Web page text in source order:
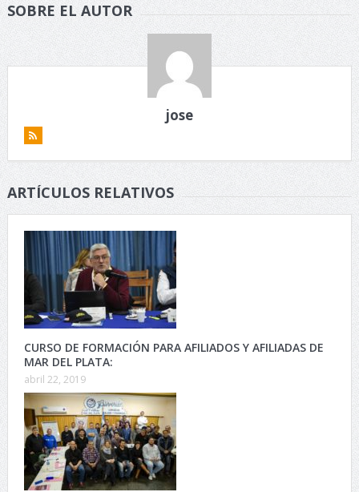
SOBRE EL AUTOR
jose
ARTÍCULOS RELATIVOS
CURSO DE FORMACIÓN PARA AFILIADOS Y AFILIADAS DE
MAR DEL PLATA:
abril 22, 2019